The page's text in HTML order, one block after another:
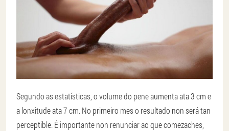
Segundo as estatísticas, o volume do pene aumenta ata 3 cm e
a lonxitude ata 7 cm. No primeiro mes o resultado non será tan
perceptible. É importante non renunciar ao que comezaches,